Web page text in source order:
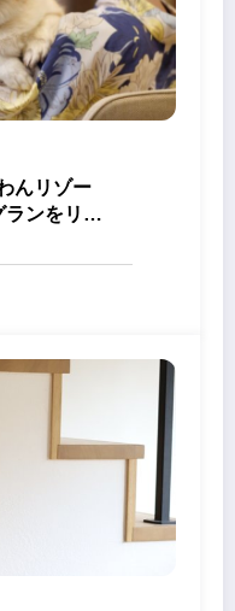
んリゾー
ランをリニ